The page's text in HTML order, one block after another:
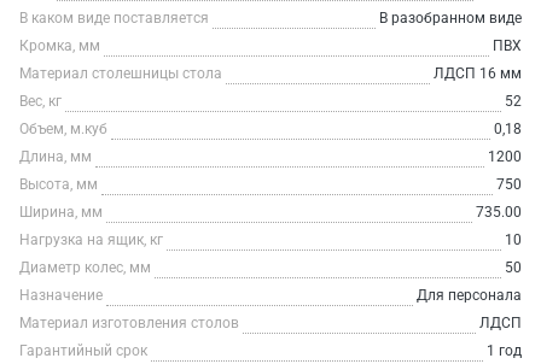
В каком виде поставляется
В разобранном виде
Кромка, мм
ПВХ
Материал столешницы стола
ЛДСП 16 мм
Вес, кг
52
Объем, м.куб
0,18
Длина, мм
1200
Высота, мм
750
Ширина, мм
735.00
Нагрузка на ящик, кг
10
Диаметр колес, мм
50
Назначение
Для персонала
Материал изготовления столов
ЛДСП
Гарантийный срок
1 год